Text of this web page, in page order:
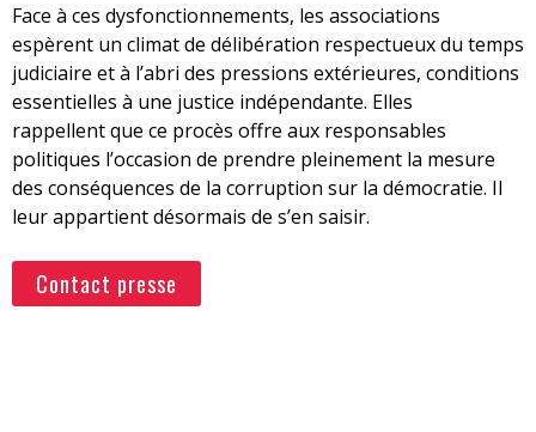
Face à ces dysfonctionnements, les associations
espèrent un climat de délibération respectueux du temps
judiciaire et à l’abri des pressions extérieures, conditions
essentielles à une justice indépendante. Elles
rappellent que ce procès offre aux responsables
politiques l’occasion de prendre pleinement la mesure
des conséquences de la corruption sur la démocratie. Il
leur appartient désormais de s’en saisir.
Contact presse